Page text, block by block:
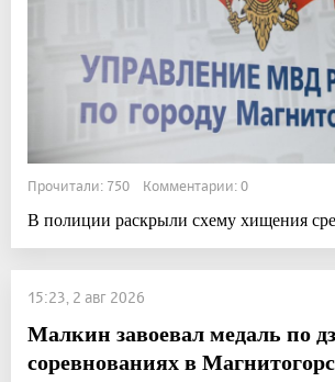
Прочитали: 750 Комментарии: 0
В полиции раскрыли схему хищения
15:23, 2 авг 2026
Малкин завоевал медаль по
соревнованиях в